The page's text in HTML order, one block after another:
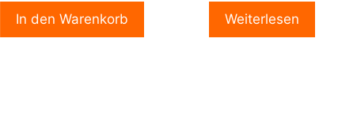
In den Warenkorb Weiterlesen